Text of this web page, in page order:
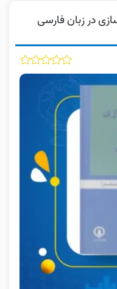
در زبان فارسی